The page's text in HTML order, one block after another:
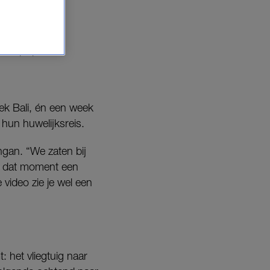
de
(38).
Bali, én een week
huwelijksreis.
“We zaten bij
moment een
zie je wel een
het vliegtuig naar